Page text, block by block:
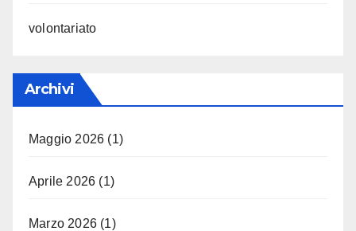
volontariato
Archivi
Maggio 2026 (1)
Aprile 2026 (1)
Marzo 2026 (1)